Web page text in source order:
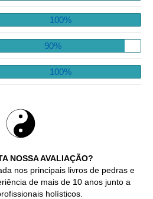
NOSSA AVALIAÇÃO?
nos principais livros de pedras e
de mais de 10 anos junto a
holísticos.
100%
90%
100%